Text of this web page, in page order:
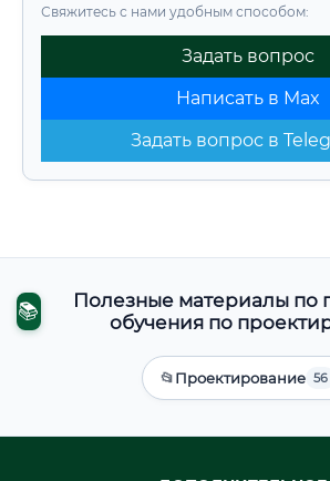
Свяжитесь с нами удобным способом:
Задать вопрос
Написать в Max
Задать вопрос в
📚
Полезные материалы по
обучения по
📂Проектирование 56